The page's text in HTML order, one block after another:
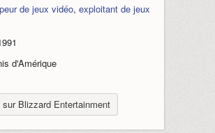
de jeux vidéo, exploitant de jeux
d'Amérique
Blizzard Entertainment